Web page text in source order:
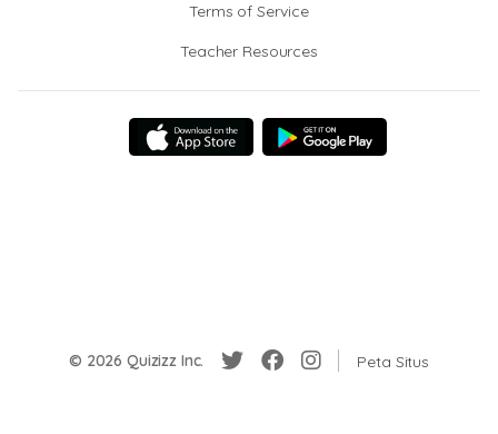
Terms of Service
Teacher Resources
© 2026 Quizizz Inc. Peta Situs